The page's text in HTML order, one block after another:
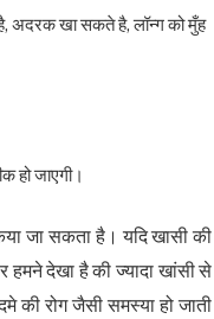
अदरक खा सकते है, लॉन्ग को मुँह
जाएगी।
जा सकता है। यदि खासी की
हमने देखा है की ज्यादा खांसी से
की रोग जैसी समस्या हो जाती